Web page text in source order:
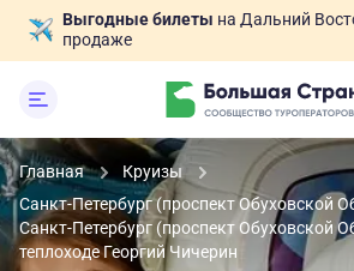
Выгодные билеты на Дальний
продаже
Главная
Круизы
Санкт-Петербург (проспект Обуховской
Санкт-Петербург (проспект Обуховской
теплоходе Георгий Чичерин